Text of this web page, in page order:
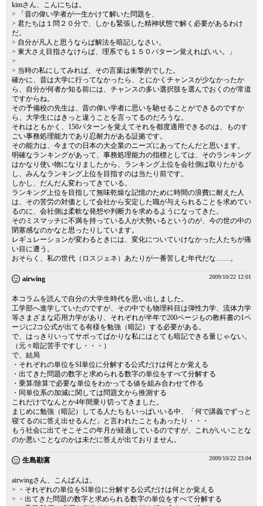
kimさん、こんにちは。
> 「昔の偉い学者が一生かけて解いた問題を、
> 君たちは１問２０分で、しかも緊張した精神状態で解く必要があるわけ
だ。
> 自分が凡人と思うならば解法を暗記しなさい。
> 東大さえ目指さなけらば、理系でも１５０パターン覚えればいい。」
>
> 当時の私にしてみれば、その言葉は衝撃的でした。
確かに、昔は大学に行ってなかったら、とにかくチャンスが少なかったか
ら、自分が何者か知る前には、チャンスの多い選択肢を選んでおくのが常道
ですからね。
その予備校の先生は、昔の偉い学者に思いを馳せることができるのですか
ら、大学生にはきっと違うことを言ってるのだろうな。
それはともかく、150パターンを覚えてそれを都度適用できるのは、ものす
ごい事務処理能力であり忍耐力がある証拠です。
その能力は、今までの日本の大企業のニーズにあってたんだと思います。
明確なランキングがあって、事務処理能力の指標としては、そのランキング
はかなり使い物になりましたから、ランキング上位を会社側は取りたがる
し、みんなランキング上位を目指すのは当たり前です。
しかし、だんだん変わってきている。
ランキング上位を目指して無味乾燥な記憶のために時間の浪費に耐えた人
は、その苦労の対価として会社から安定した職が与えられることを求めてい
るのに、会社側は柔軟な発想や判断力を求めるようになってきた。
そのミスマッチに不満を持っている人が大勢いるというのが、今の世の中の
閉塞感なのかなと思ったりしています。
レギュレーションが変わるときには、変化についていけなかった人たちが痛
い目に遭う。
おそらく、私の世代（ロスジェネ）あたりが一番苦しむ年代だな……。
airwing 2009/10/22 12:01
本コラムを読んで自分の大学生時代を思い出しました。
工学部へ進学していたのですが、その中でも物理科目は弾性力学、流体力学
等さまざまな応用力学があり、それぞれが半年で200ページもの教科書の1ペ
ージに2コ公式が出てる有様を勉強（暗記）する必要がある。
で、はっきりいってサボってばかりな私にはとても暗記できる量じゃない。
（元々暗記苦手ですし・・・）
で、結局
・それぞれの単位をSI単位に分解する公式だけは何とか覚える
・出てきた問題の数字と求められる数字の単位をすべて分解する
・乗算/除算で必要な単位をわかってる値を組み合わせて作る
・同単位系の加減に関しては問題文から推測する
これだけでなんとか4年間乗り切ってきました。
まじめに勉強（暗記）してる人たちもいっぱいいる中、「何で講義でずっと
寝てるのに答え出せるんだ」と言われたこともあったり・・・
もう社会に出てそこそこの年月が経過しているのですが、これがいいことな
のか悪いことなのかは未だに答えが出ておりません。
生島勘富 2009/10/22 23:04
airwingさん、こんばんは。
> ・それぞれの単位をSI単位に分解する公式だけは何とか覚える
> ・出てきた問題の数字と求められる数字の単位をすべて分解する